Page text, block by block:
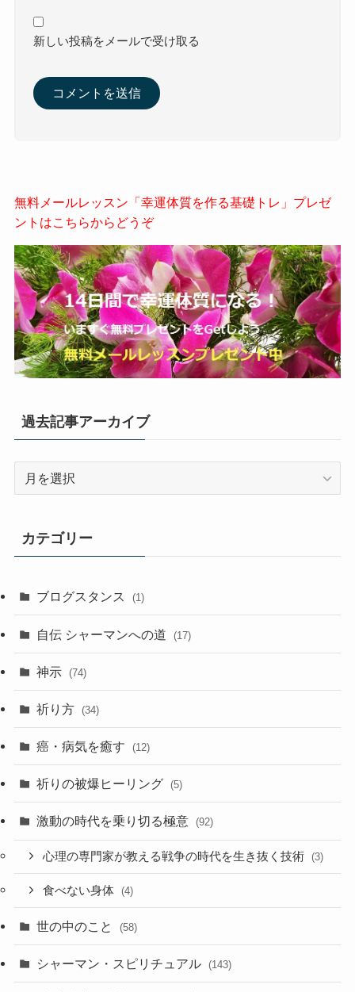
新しい投稿をメールで受け取る
無料メールレッスン「幸運体質を作る基礎トレ」プレゼ
ントはこちらからどうぞ
過去記事アーカイブ
ア
カ
ブ
カテゴリー
ブログスタンス (1)
自伝 シャーマンへの道 (17)
神示 (74)
祈り方 (34)
癌・病気を癒す (12)
祈りの被爆ヒーリング (5)
激動の時代を乗り切る極意 (92)
心理の専門家が教える戦争の時代を生き抜く技術 (3)
食べない身体 (4)
世の中のこと (58)
シャーマン・スピリチュアル (143)